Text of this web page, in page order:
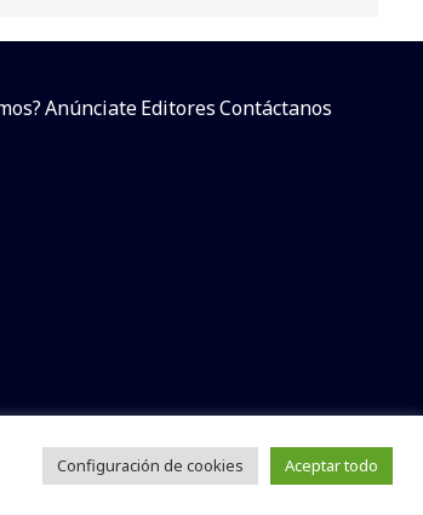
AnúnciateEditoresContáctanos
referencia a la fuente.
Configuración de cookies Aceptar todo